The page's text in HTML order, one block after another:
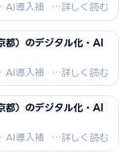
促進支
など県独
・業種別活
。沖縄振
AI導入補
金・もの
の申請方
報を2026
・精密
情報。多
都）のデジタル化・AI
AI導入補
金・もの
の申請方
報を2026
・印
金情報。
都）のデジタル化・AI
AI導入補
金・もの